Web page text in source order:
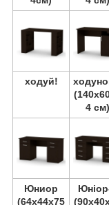
ходуй!
4 см)
Юниор
(64х44х75